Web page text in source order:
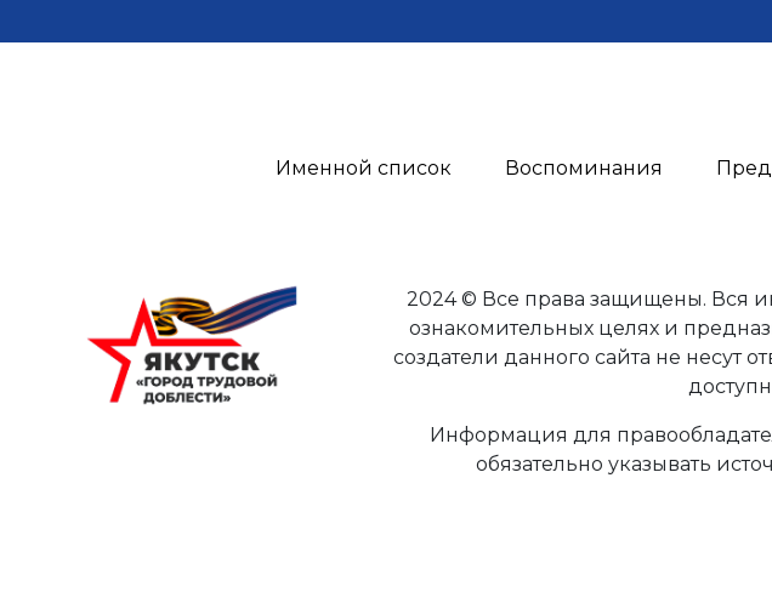
Именной список Воспоминания
2024 © Все права защищены. Вся
ознакомительных целях и
создатели данного сайта не несут
Информация для
обязательно указывать